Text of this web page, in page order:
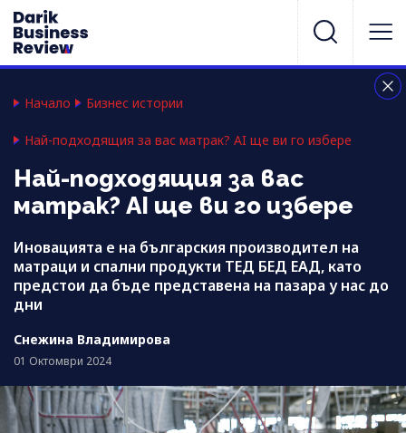
Начало Бизнес истории
Най-подходящия за вас матрак? AI ще ви го избере
Най-подходящия за вас
матрак? AI ще ви го избере
Иновацията е на българския производител на
матраци и спални продукти ТЕД БЕД ЕАД, като
предстои да бъде представена на пазара у нас до
дни
Снежина Владимирова
01 Октомври 2024